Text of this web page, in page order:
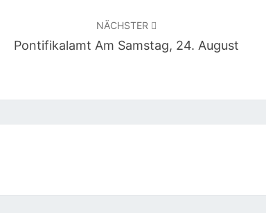
NÄCHSTER
Pontifikalamt Am Samstag, 24. August